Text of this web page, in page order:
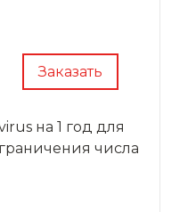
Заказать
на 1 год для
числа